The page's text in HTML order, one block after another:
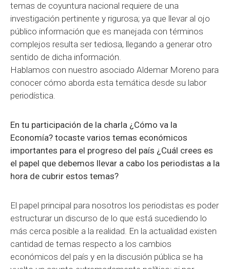
temas de coyuntura nacional requiere de una
investigación pertinente y rigurosa; ya que llevar al ojo
público información que es manejada con términos
complejos resulta ser tediosa, llegando a generar otro
sentido de dicha información.
Hablamos con nuestro asociado Aldemar Moreno para
conocer cómo aborda esta temática desde su labor
periodística.
En tu participación de la charla ¿Cómo va la
Economía? tocaste varios temas económicos
importantes para el progreso del país ¿Cuál crees es
el papel que debemos llevar a cabo los periodistas a la
hora de cubrir estos temas?
El papel principal para nosotros los periodistas es poder
estructurar un discurso de lo que está sucediendo lo
más cerca posible a la realidad. En la actualidad existen
cantidad de temas respecto a los cambios
económicos del país y en la discusión pública se ha